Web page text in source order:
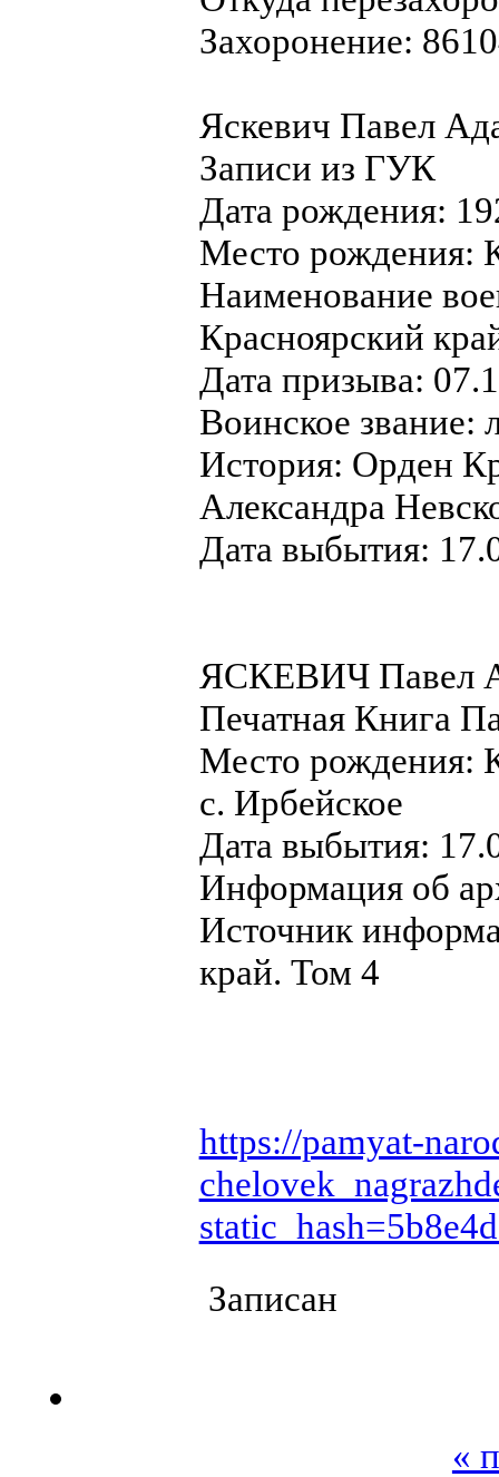
Захоронение:
Яскевич Павел
Записи из ГУК
Дата рождения:
Место рождения:
Наименование
Красноярский
Дата призыва:
Воинское звание:
История: Орден
Александра
Дата выбытия:
ЯСКЕВИЧ Павел
Печатная Книга
Место рождения:
с. Ирбейское
Дата выбытия:
Информация об
Источник
край. Том 4
https://pamyat-
Записан
«